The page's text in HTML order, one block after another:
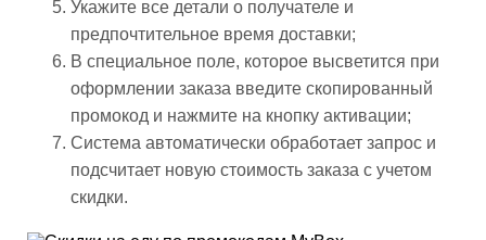
Укажите все детали о получателе и
предпочтительное время доставки;
В специальное поле, которое высветится при
оформлении заказа введите скопированный
промокод и нажмите на кнопку активации;
Система автоматически обработает запрос и
подсчитает новую стоимость заказа с учетом
скидки.